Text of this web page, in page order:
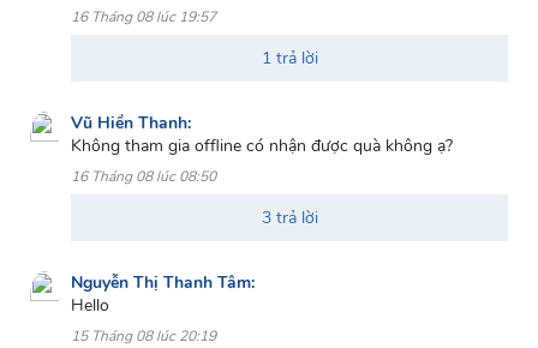
16 Tháng 08 lúc 19:57
1 trả lời
Vũ Hiền Thanh:
Không tham gia offline có nhận được quà không ạ?
16 Tháng 08 lúc 08:50
3 trả lời
Nguyễn Thị Thanh Tâm:
Hello
15 Tháng 08 lúc 20:19